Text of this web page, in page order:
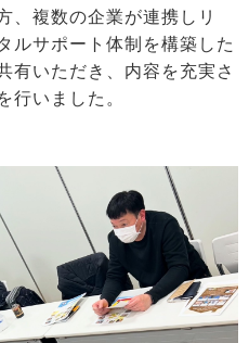
、複数の企業が連携しリ
ルサポート体制を構築した
有いただき、内容を充実さ
行いました。